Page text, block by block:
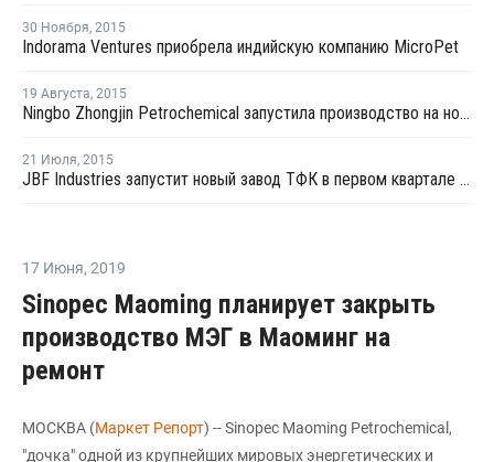
30 Ноября, 2015
Indorama Ventures приобрела индийскую компанию MicroPet
19 Августа, 2015
Ningbo Zhongjin Petrochemical запустила производство на новом заводе параксилола в Китае
21 Июля, 2015
JBF Industries запустит новый завод ТФК в первом квартале 2016 года
17 Июня, 2019
Sinopec Maoming планирует закрыть
производство МЭГ в Маоминг на
ремонт
МОСКВА (Маркет Репорт) -- Sinopec Maoming Petrochemical,
"дочка" одной из крупнейших мировых энергетических и